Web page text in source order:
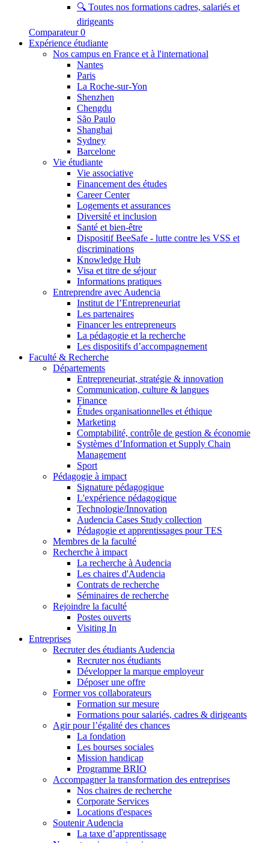
🔍 Toutes nos formations cadres, salariés et
dirigeants
Comparateur 0
Expérience étudiante
Nos campus en France et à l'international
Nantes
Paris
La Roche-sur-Yon
Shenzhen
Chengdu
São Paulo
Shanghai
Sydney
Barcelone
Vie étudiante
Vie associative
Financement des études
Career Center
Logements et assurances
Diversité et inclusion
Santé et bien-être
Dispositif BeeSafe - lutte contre les VSS et
discriminations
Knowledge Hub
Visa et titre de séjour
Informations pratiques
Entreprendre avec Audencia
Institut de l’Entrepreneuriat
Les partenaires
Financer les entrepreneurs
La pédagogie et la recherche
Les dispositifs d’accompagnement
Faculté & Recherche
Départements
Entrepreneuriat, stratégie & innovation
Communication, culture & langues
Finance
Études organisationnelles et éthique
Marketing
Comptabilité, contrôle de gestion & économie
Systèmes d’Information et Supply Chain
Management
Sport
Pédagogie à impact
Signature pédagogique
L'expérience pédagogique
Technologie/Innovation
Audencia Cases Study collection
Pédagogie et apprentissages pour TES
Membres de la faculté
Recherche à impact
La recherche à Audencia
Les chaires d'Audencia
Contrats de recherche
Séminaires de recherche
Rejoindre la faculté
Postes ouverts
Visiting In
Entreprises
Recruter des étudiants Audencia
Recruter nos étudiants
Développer la marque employeur
Déposer une offre
Former vos collaborateurs
Formation sur mesure
Formations pour salariés, cadres & dirigeants
Agir pour l’égalité des chances
La fondation
Les bourses sociales
Mission handicap
Programme BRIO
Accompagner la transformation des entreprises
Nos chaires de recherche
Corporate Services
Locations d'espaces
Soutenir Audencia
La taxe d’apprentissage